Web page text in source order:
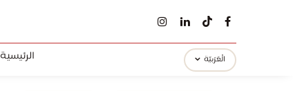
الْعَرَبيّة الرئيسية